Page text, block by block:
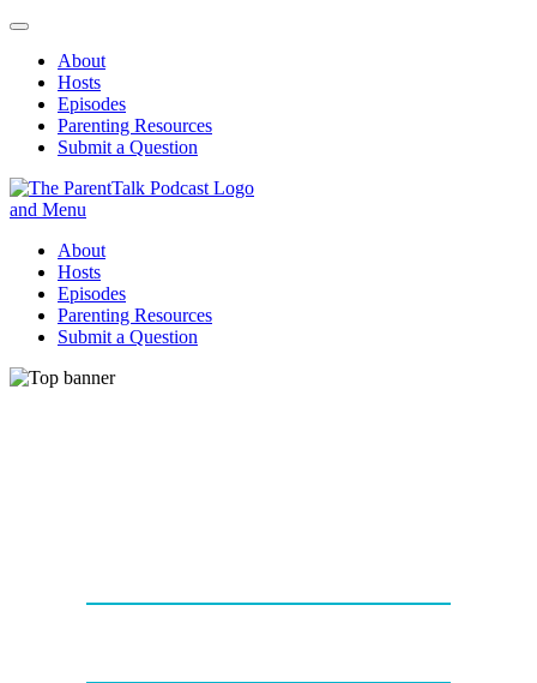
About
Hosts
Episodes
Parenting Resources
Submit a Question
ParentTalk
Managing the challenges of daily parenting.
About
Hosts
Episodes
Parenting Resources
Submit a Question